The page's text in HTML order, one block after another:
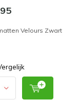
Velours Zwart